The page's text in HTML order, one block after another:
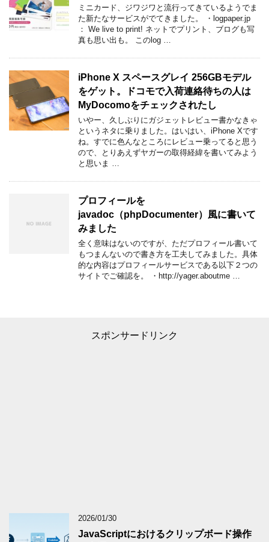
ミニカード、ジワジワと流行ってきているようでま
た新たなサービスがでてきました。 ・logpaper.jp
： We live to print! ネットでプリント、ブログも写
真も思い出も。 このlog …
iPhone X スペースグレイ 256GBモデル
をゲット。ドコモで入荷連絡待ちの人は
MyDocomoをチェックされたし
いやー、久しぶりにガジェットレビュー書かなきゃ
というネタに乗りました。はいはい、iPhone Xです
ね。すでに色んなところにレビュー乗ってると思う
ので、とりあえずヤガーの取得経緯を書いてみよう
と思いま …
プロフィールを
javadoc（phpDocumenter）風に書いて
みました
全く意味はないのですが、ただプロフィール書いて
もつまんないので書き方を工夫してみました。具体
的な内容はプロフィールサービスである以下２つの
サイトでご確認を。 ・http://yager.aboutme …
スポンサードリンク
2026/01/30
JavaScriptにおけるクリップボード操作